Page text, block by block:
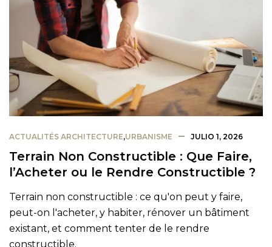
ACTUALITÉS ARCHITECTURE,URBANISME JULIO 1, 2026
Terrain Non Constructible : Que Faire,
l’Acheter ou le Rendre Constructible ?
Terrain non constructible : ce qu'on peut y faire,
peut-on l'acheter, y habiter, rénover un bâtiment
existant, et comment tenter de le rendre
constructible.